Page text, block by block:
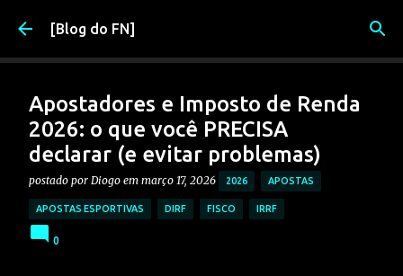
Pular para o conteúdo principal
[Blog do FN]
Apostadores e Imposto de Renda
2026: o que você PRECISA
declarar (e evitar problemas)
postado por Diogo em março 17, 2026 2026 APOSTAS
APOSTAS ESPORTIVAS DIRF FISCO IRRF
0